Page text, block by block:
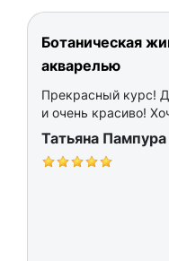
Ботаническая
акварелью
Прекрасный курс!
и очень красиво!
Татьяна Пампура